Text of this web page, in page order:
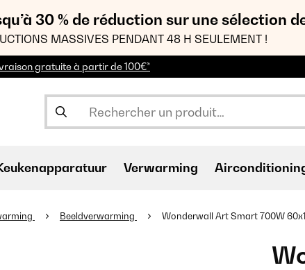
30 % de réduction sur une sélection
MASSIVES PENDANT 48 H SEULEMENT !
gratuite à partir de 100€*
Verwarming
Beeldverwarming Wonderwall Art Smart 700W